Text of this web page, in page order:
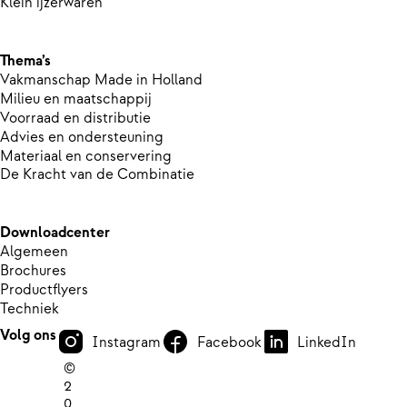
Thema’s
Vakmanschap Made in Holland
Milieu en maatschappij
Voorraad en distributie
Advies en ondersteuning
Materiaal en conservering
De Kracht van de Combinatie
Downloadcenter
Algemeen
Brochures
Productflyers
Techniek
Volg ons
Instagram Facebook
LinkedIn
©
2